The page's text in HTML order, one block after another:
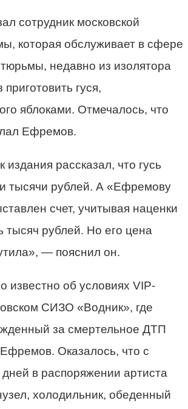
сотрудник московской
которая обслуживает в сфере
тюрьмы, недавно из изолятора
приготовить гуся,
яблоками. Отмечалось, что
Ефремов.
издания рассказал, что гусь
тысячи рублей. А «Ефремову
счет, учитывая наценки
рублей. Но его цена
— пояснил он.
известно об условиях VIP-
СИЗО «Водник», где
за смертельное ДТП
Оказалось, что с
в распоряжении артиста
холодильник, обеденный